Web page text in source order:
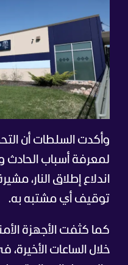
وأكدت السلطات أن
لمعرفة أسباب الحادث
اندلاع إطلاق النار،
توقيف أي مشتبه به.
كما كثفت الأجهزة
خلال الساعات